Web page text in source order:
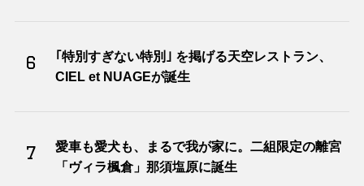
6
｢特別すぎない特別｣ を掲げる天空レストラン、
CIEL et NUAGEが誕生
7
愛車も愛犬も、まるで我が家に。二組限定の離宮
「ヴィラ楓倉」那須塩原に誕生